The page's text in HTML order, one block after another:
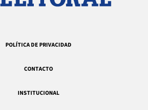
POLÍTICA DE PRIVACIDAD
CONTACTO
INSTITUCIONAL